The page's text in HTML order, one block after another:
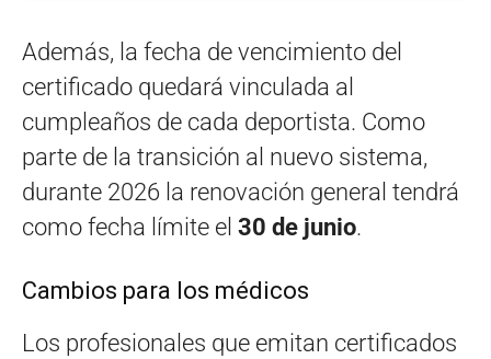
Además, la fecha de vencimiento del
certificado quedará vinculada al
cumpleaños de cada deportista. Como
parte de la transición al nuevo sistema,
durante 2026 la renovación general tendrá
como fecha límite el 30 de junio.
Cambios para los médicos
Los profesionales que emitan certificados